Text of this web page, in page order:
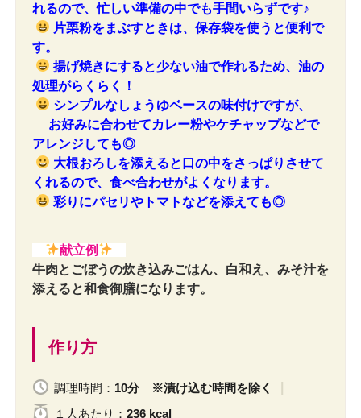
れるので、忙しい準備の中でも手間いらずです♪
片栗粉をまぶすときは、保存袋を使うと便利で
す。
揚げ焼きにすると少ない油で作れるため、油の
処理がらくらく！
シンプルなしょうゆベースの味付けですが、
お好みに合わせてカレー粉やケチャップなどで
アレンジしても◎
大根おろしを添えると口の中をさっぱりさせて
くれるので、食べ合わせがよくなります。
彩りにパセリやトマトなどを添えても◎
献立例
牛肉とごぼうの炊き込みごはん、白和え、みそ汁を
添えると和食御膳になります。
作り方
調理時間： 10分 ※漬け込む時間を除く
１人 あたり ： 236 kcal